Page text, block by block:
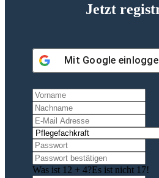
Jetzt
Mit Google
Was ist 12 + 4?Es ist nicht 17!